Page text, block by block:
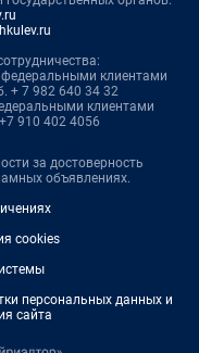
клиентами
+ 7 982 640 34 32
клиентами
910 402 4056
за достоверность
объявлениях.
cookies
персональных данных и
сайта